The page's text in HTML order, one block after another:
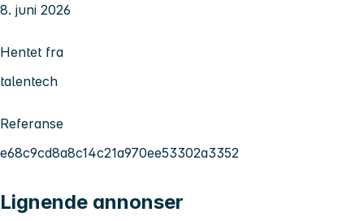
8. juni 2026
Hentet fra
talentech
Referanse
e68c9cd8a8c14c21a970ee53302a3352
Lignende annonser